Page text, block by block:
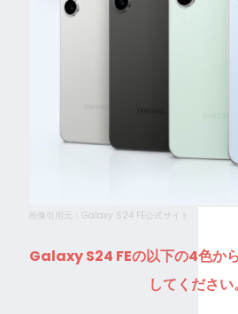
画像引用元：Galaxy S24 FE公式サイト
Galaxy S24 FEの以下の4色か
してください。